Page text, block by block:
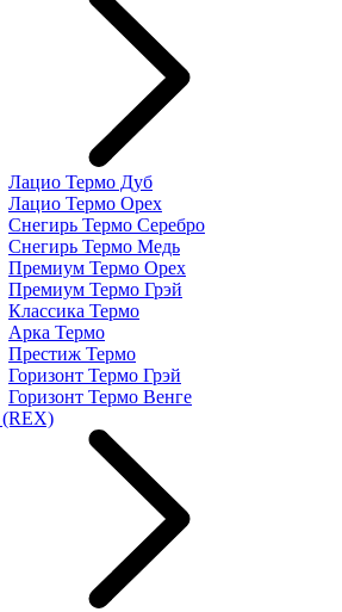
Лацио Термо Дуб
Лацио Термо Орех
Снегирь Термо Серебро
Снегирь Термо Медь
Премиум Термо Орех
Премиум Термо Грэй
Классика Термо
Арка Термо
Престиж Термо
Горизонт Термо Грэй
Горизонт Термо Венге
(REX)